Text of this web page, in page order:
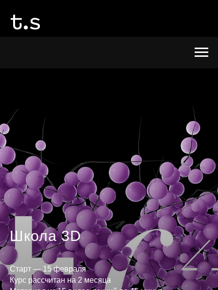
Школа 3D
Старт — 15 февраля
Курс рассчитан на 2 месяца